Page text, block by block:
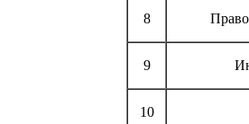
8
9
10